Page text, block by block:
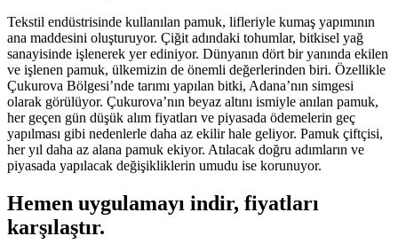
Tekstil endüstrisinde kullanılan pamuk, lifleriyle kumaş yapımının
ana maddesini oluşturuyor. Çiğit adındaki tohumlar, bitkisel yağ
sanayisinde işlenerek yer ediniyor. Dünyanın dört bir yanında ekilen
ve işlenen pamuk, ülkemizin de önemli değerlerinden biri. Özellikle
Çukurova Bölgesi’nde tarımı yapılan bitki, Adana’nın simgesi
olarak görülüyor. Çukurova’nın beyaz altını ismiyle anılan pamuk,
her geçen gün düşük alım fiyatları ve piyasada ödemelerin geç
yapılması gibi nedenlerle daha az ekilir hale geliyor. Pamuk çiftçisi,
her yıl daha az alana pamuk ekiyor. Atılacak doğru adımların ve
piyasada yapılacak değişikliklerin umudu ise korunuyor.
Hemen uygulamayı indir, fiyatları
karşılaştır.